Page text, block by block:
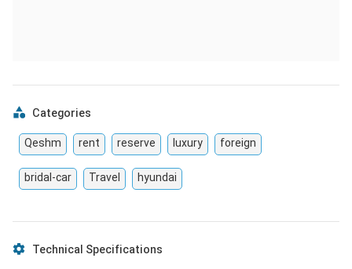
Categories
Qeshm rent reserve luxury foreign
bridal-car Travel hyundai
Technical Specifications